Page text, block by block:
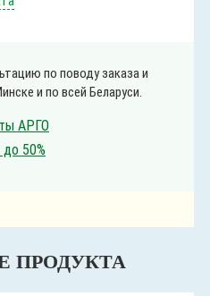
по поводу заказа и
и по всей Беларуси.
АРГО
до 50%
ПРОДУКТА